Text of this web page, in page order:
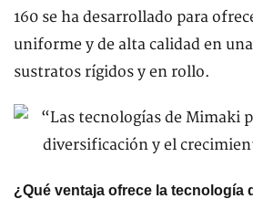
160 se ha desarrollado para
uniforme y de alta calidad en
sustratos rígidos y en rollo.
¿Qué ventaja ofrece la tecnología